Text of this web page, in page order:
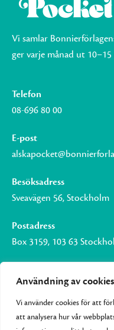
Användning av
Vi använder cookies för att
att analysera hur vår
Vi samlar
ger varje månad ut
Telefon
08-696 80 00
E-post
Besöksadress
Sveavägen 56, Stockholm
Postadress
Box 3159, 103 63
Om